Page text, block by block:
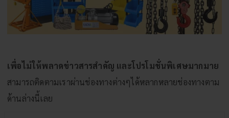
เพื่อไม่ให้พลาดข่าวสารสำคัญ และโปรโมชั่นพิเศษมากมาย
สามารถติดตามเราผ่านช่องทางต่างๆได้หลากหลายช่องทางตาม
ด้านล่างนี้เลย